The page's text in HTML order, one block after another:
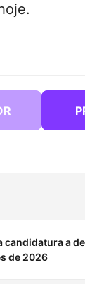
candidatura a
de 2026